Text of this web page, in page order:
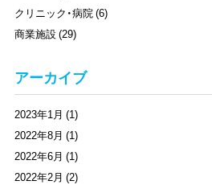
クリニック・病院 (6)
商業施設 (29)
アーカイブ
2023年1月 (1)
2022年8月 (1)
2022年6月 (1)
2022年2月 (2)